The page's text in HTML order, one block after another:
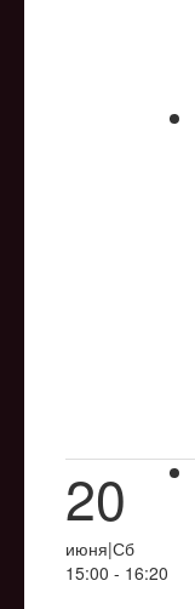
20
июня|Сб
15:00 - 16:20